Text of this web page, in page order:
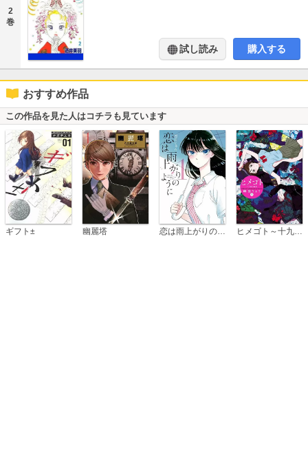
2
巻
試し読み 購入する
おすすめ作品
この作品を見た人はコチラも見ています
ギフト± 幽麗塔 ヒメゴト～十九歳の制服～